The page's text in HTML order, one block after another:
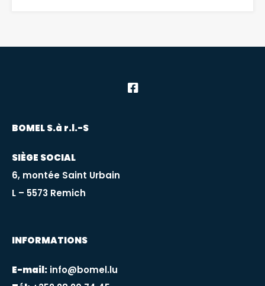
BOMEL S.à r.l.-S
SIÈGE SOCIAL
6, montée Saint Urbain
L – 5573 Remich
INFORMATIONS
E-mail: info@bomel.lu